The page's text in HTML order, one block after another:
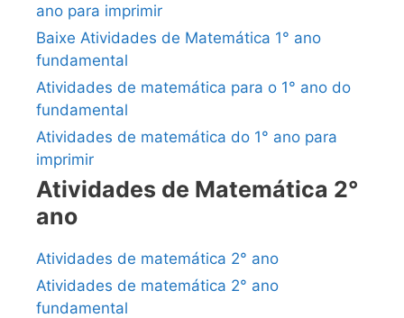
ano para imprimir
Baixe Atividades de Matemática 1° ano
fundamental
Atividades de matemática para o 1° ano do
fundamental
Atividades de matemática do 1° ano para
imprimir
Atividades de Matemática 2°
ano
Atividades de matemática 2° ano
Atividades de matemática 2° ano
fundamental